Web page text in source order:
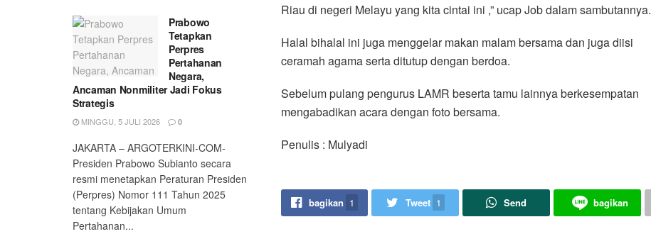
Riau di negeri Melayu yang kita cintai ini ,” ucap Job dalam sambutannya.
Halal bihalal ini juga menggelar makan malam bersama dan juga diisi
ceramah agama serta ditutup dengan berdoa.
Sebelum pulang pengurus LAMR beserta tamu lainnya berkesempatan
mengabadikan acara dengan foto bersama.
Penulis : Mulyadi
bagikan 1 Tweet 1 Send bagikan
Prabowo
Tetapkan
Perpres
Pertahanan
Negara,
Ancaman Nonmiliter Jadi Fokus
Strategis
MINGGU, 5 JULI 2026 0
JAKARTA – ARGOTERKINI-COM-
Presiden Prabowo Subianto secara
resmi menetapkan Peraturan Presiden
(Perpres) Nomor 111 Tahun 2025
tentang Kebijakan Umum
Pertahanan...